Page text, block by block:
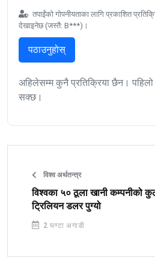
तपाईंको गोपनीयताका लागि प्रकाशित
देखाइनेछ (जस्तै: B***)।
पठाउनुहोस्
अहिलेसम्म कुनै प्रतिक्रिया छैन। पहिलो
सक्छ।
विश्व अर्थतन्त्र
विश्वका ५० ठूला खानी कम्पनीको
ट्रिलियन डलर पुग्यो
2 घण्टा अगाडी